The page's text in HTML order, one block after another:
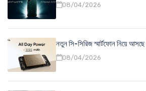
08/04/2026
নতুন সি-সিরিজ স্মার্টফোন নিয়ে আসছে
08/04/2026